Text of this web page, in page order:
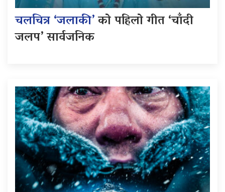
चलचित्र ‘जलाकी’को पहिलो गीत ‘चाँदी
जलप’ सार्वजनिक